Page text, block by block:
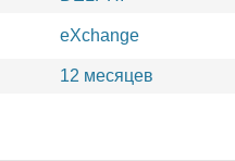
eXchange
12 месяцев